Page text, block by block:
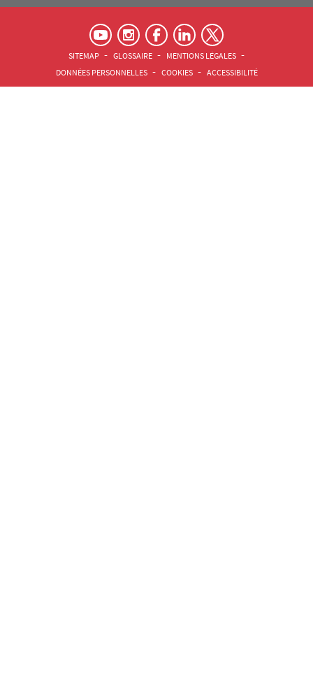
Pied de page Assas Principal
SITEMAP GLOSSAIRE
MENTIONS LÉGALES
DONNÉES PERSONNELLES
COOKIES ACCESSIBILITÉ